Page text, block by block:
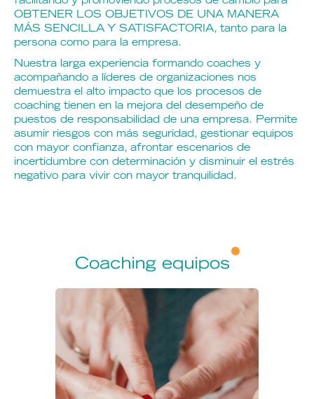
OBTENER LOS OBJETIVOS DE UNA MANERA
MÁS SENCILLA Y SATISFACTORIA, tanto para la
persona como para la empresa.
Nuestra larga experiencia formando coaches y
acompañando a líderes de organizaciones nos
demuestra el alto impacto que los procesos de
coaching tienen en la mejora del desempeño de
puestos de responsabilidad de una empresa. Permite
asumir riesgos con más seguridad, gestionar equipos
con mayor confianza, afrontar escenarios de
incertidumbre con determinación y disminuir el estrés
negativo para vivir con mayor tranquilidad.